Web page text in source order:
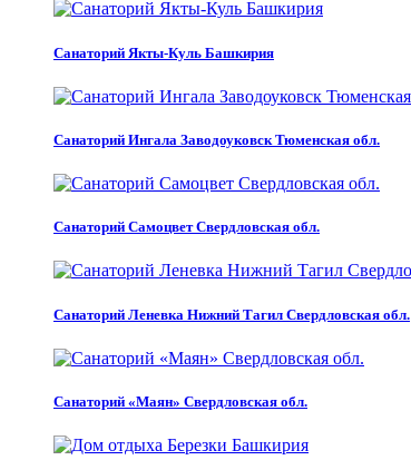
Санаторий Якты-Куль Башкирия
Санаторий Ингала Заводоуковск Тюменская обл.
Санаторий Самоцвет Свердловская обл.
Санаторий Леневка Нижний Тагил Свердловская обл.
Санаторий «Маян» Свердловская обл.